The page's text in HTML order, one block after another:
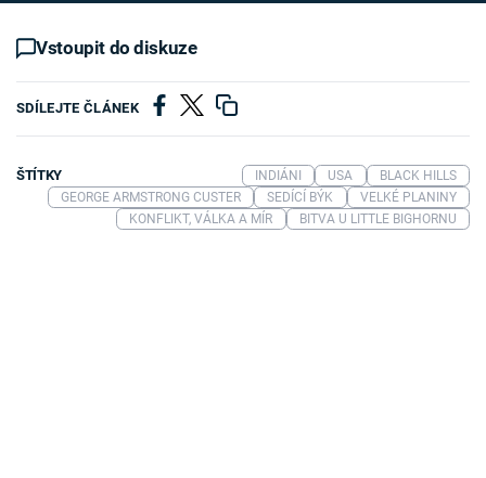
Vstoupit do diskuze
SDÍLEJTE ČLÁNEK
ŠTÍTKY INDIÁNI USA
BLACK HILLS
GEORGE ARMSTRONG CUSTER
SEDÍCÍ BÝK
VELKÉ PLANINY
KONFLIKT, VÁLKA A MÍR
BITVA U LITTLE BIGHORNU